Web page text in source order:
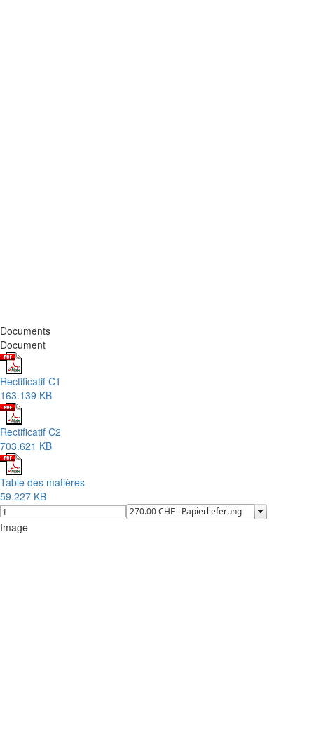
Documents
Document
Rectificatif C1
163.139 KB
Rectificatif C2
703.621 KB
Table des matières
59.227 KB
Image